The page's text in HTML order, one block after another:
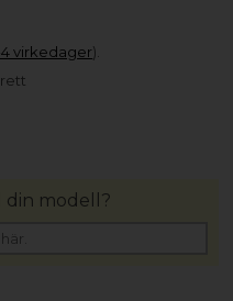
4 virkedager).
din modell?